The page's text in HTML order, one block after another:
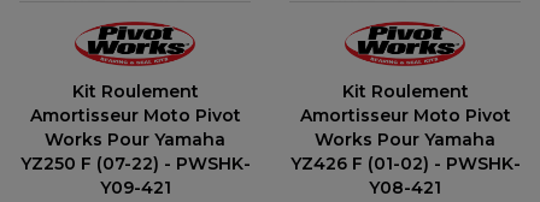
PROTECTION SILENCIEUX
PROTECTION LEVIER
TAMPONS ALLOY ULTIMA
ROULEMENT MOTO
ROULEMENT DE ROUE
ROULEMENT DE DIRECTION
ACCESSOIRE SCOOTER MBK
ACCESSOIRE SCOOTER PEUGEOT
ACCESSOIRE SCOOTER PIAGGIO
ACCESSOIRE SCOOTER SUZUKI
ACCESSOIRE SCOOTER VESPA
ACCESSOIRE SCOOTER YAMAHA
Kit Roulement
Amortisseur Moto Pivot
Works Pour Yamaha
YZ250 F (07-22) - PWSHK-
Y09-421
Kit Roulement
Amortisseur Moto Pivot
Works Pour Yamaha
YZ426 F (01-02) - PWSHK-
Y08-421